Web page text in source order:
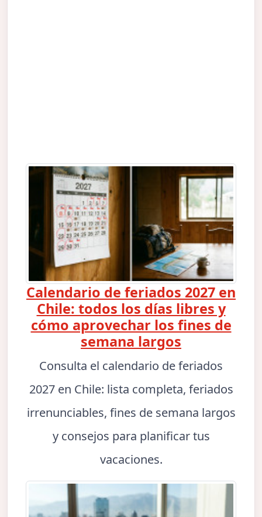
Calendario de feriados 2027 en
Chile: todos los días libres y
cómo aprovechar los fines de
semana largos
Consulta el calendario de feriados
2027 en Chile: lista completa, feriados
irrenunciables, fines de semana largos
y consejos para planificar tus
vacaciones.